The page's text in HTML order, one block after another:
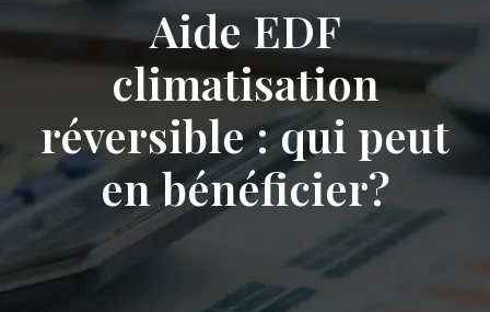
Aide EDF
climatisation
réversible : qui peut
en bénéficier?